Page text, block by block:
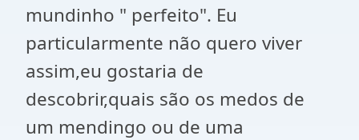
mundinho " perfeito". Eu
particularmente não quero viver
assim,eu gostaria de
descobrir,quais são os medos de
um mendingo ou de uma